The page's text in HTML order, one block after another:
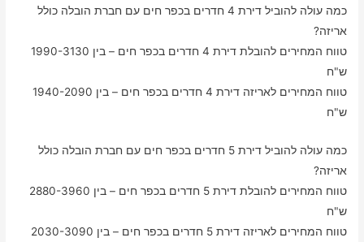
כמה עולה להוביל דירת 4 חדרים בכפר חים עם חברת הובלה כולל
אריזה?
טווח המחירים להובלת דירת 4 חדרים בכפר חים – בין 1990-3130
ש"ח
טווח המחירים לאריזה דירת 4 חדרים בכפר חים – בין 1940-2090
ש"ח
כמה עולה להוביל דירת 5 חדרים בכפר חים עם חברת הובלה כולל
אריזה?
טווח המחירים להובלת דירת 5 חדרים בכפר חים – בין 2880-3960
ש"ח
טווח המחירים לאריזה דירת 5 חדרים בכפר חים – בין 2030-3090